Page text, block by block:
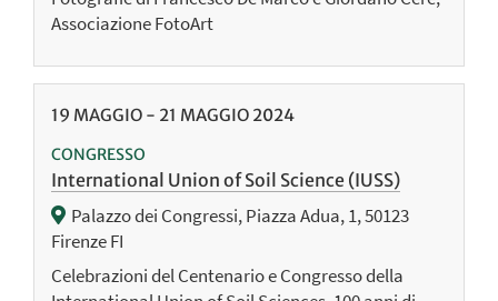
Associazione FotoArt
19 MAGGIO - 21 MAGGIO 2024
CONGRESSO
International Union of Soil Science (IUSS)
Palazzo dei Congressi, Piazza Adua, 1, 50123
Firenze FI
Celebrazioni del Centenario e Congresso della